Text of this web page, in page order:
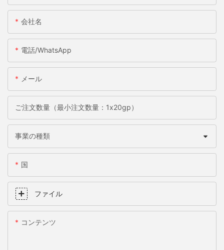
会社名
電話/WhatsApp
メール
ご注文数量（最小注文数量：1x20gp）
事業の種類
国
ファイル
コンテンツ